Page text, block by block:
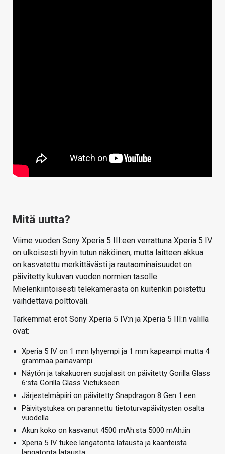
Mitä uutta?
Viime vuoden Sony Xperia 5 III:een verrattuna Xperia 5 IV
on ulkoisesti hyvin tutun näköinen, mutta laitteen akkua
on kasvatettu merkittävästi ja rautaominaisuudet on
päivitetty kuluvan vuoden normien tasolle.
Mielenkiintoisesti telekamerasta on kuitenkin poistettu
vaihdettava polttoväli.
Tarkemmat erot Sony Xperia 5 IV:n ja Xperia 5 III:n välillä
ovat:
Xperia 5 IV on 1 mm lyhyempi ja 1 mm kapeampi mutta 4
grammaa painavampi
Näytön ja takakuoren suojalasit on päivitetty Gorilla Glass
6:sta Gorilla Glass Victukseen
Järjestelmäpiiri on päivitetty Snapdragon 8 Gen 1:een
Päivitystukea on parannettu tietoturvapäivitysten osalta
vuodella
Akun koko on kasvanut 4500 mAh:sta 5000 mAh:iin
Xperia 5 IV tukee langatonta latausta ja käänteistä